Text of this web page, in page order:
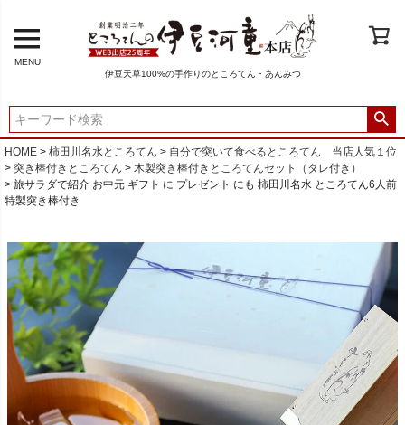
MENU
伊豆天草100%の手作りのところてん・あんみつ
HOME 柿田川名水ところてん
自分で突いて食べるところてん 当店人気１位
突き棒付きところてん
木製突き棒付きところてんセット（タレ付き）
旅サラダで紹介 お中元 ギフト に プレゼント にも 柿田川名水 ところてん6人前
特製突き棒付き